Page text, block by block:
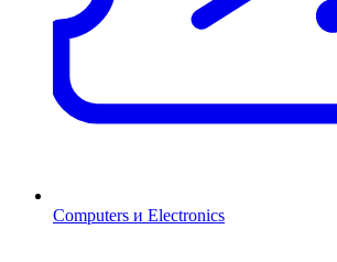
Computers и Electronics